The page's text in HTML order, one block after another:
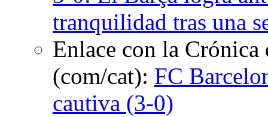
tranquilidad tras una
Enlace con la Crónica
(com/cat): FC
cautiva (3-0)